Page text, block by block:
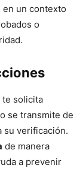
un contexto
o
te solicita
se transmite de
su verificación.
de manera
a prevenir